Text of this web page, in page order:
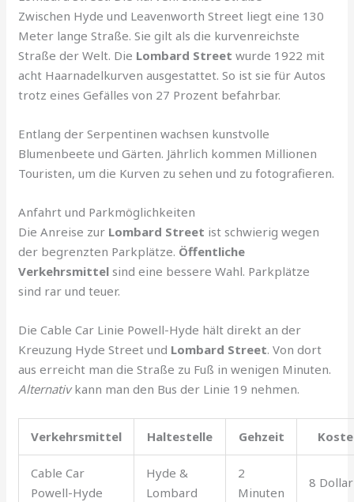
Zwischen Hyde und Leavenworth Street liegt eine 130
Meter lange Straße. Sie gilt als die kurvenreichste
Straße der Welt. Die Lombard Street wurde 1922 mit
acht Haarnadelkurven ausgestattet. So ist sie für Autos
trotz eines Gefälles von 27 Prozent befahrbar.
Entlang der Serpentinen wachsen kunstvolle
Blumenbeete und Gärten. Jährlich kommen Millionen
Touristen, um die Kurven zu sehen und zu fotografieren.
Anfahrt und Parkmöglichkeiten
Die Anreise zur Lombard Street ist schwierig wegen
der begrenzten Parkplätze. Öffentliche
Verkehrsmittel sind eine bessere Wahl. Parkplätze
sind rar und teuer.
Die Cable Car Linie Powell-Hyde hält direkt an der
Kreuzung Hyde Street und Lombard Street. Von dort
aus erreicht man die Straße zu Fuß in wenigen Minuten.
Alternativkann man den Bus der Linie 19 nehmen.
Verkehrsmittel Haltestelle Gehzeit
Cable Car
Powell-Hyde
Hyde &
Lombard
2
Minuten
8 Dollar